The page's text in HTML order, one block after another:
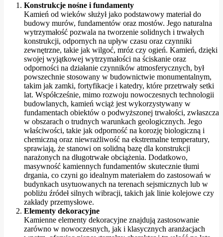
Konstrukcje nośne i fundamenty
Kamień od wieków służył jako podstawowy materiał do
budowy murów, fundamentów oraz mostów. Jego naturalna
wytrzymałość pozwala na tworzenie solidnych i trwałych
konstrukcji, odpornych na upływ czasu oraz czynniki
zewnętrzne, takie jak wilgoć, mróz czy ogień. Kamień, dzięki
swojej wyjątkowej wytrzymałości na ściskanie oraz
odporności na działanie czynników atmosferycznych, był
powszechnie stosowany w budownictwie monumentalnym,
takim jak zamki, fortyfikacje i katedry, które przetrwały setki
lat. Współcześnie, mimo rozwoju nowoczesnych technologii
budowlanych, kamień wciąż jest wykorzystywany w
fundamentach obiektów o podwyższonej trwałości, zwłaszcza
w obszarach o trudnych warunkach geologicznych. Jego
właściwości, takie jak odporność na korozję biologiczną i
chemiczną oraz niewrażliwość na ekstremalne temperatury,
sprawiają, że stanowi on solidną bazę dla konstrukcji
narażonych na długotrwałe obciążenia. Dodatkowo,
masywność kamiennych fundamentów skutecznie tłumi
drgania, co czyni go idealnym materiałem do zastosowań w
budynkach usytuowanych na terenach sejsmicznych lub w
pobliżu źródeł silnych wibracji, takich jak linie kolejowe czy
zakłady przemysłowe.
Elementy dekoracyjne
Kamienne elementy dekoracyjne znajdują zastosowanie
zarówno w nowoczesnych, jak i klasycznych aranżacjach